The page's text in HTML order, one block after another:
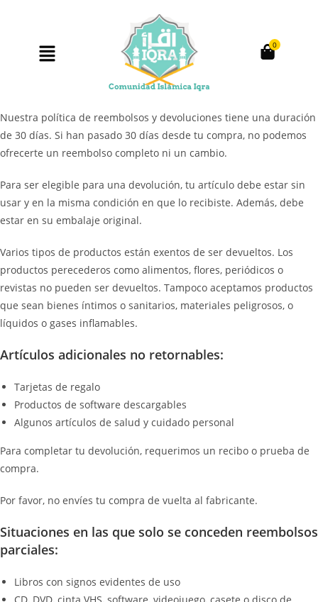
0
Nuestra política de reembolsos y devoluciones tiene una duración
de 30 días. Si han pasado 30 días desde tu compra, no podemos
ofrecerte un reembolso completo ni un cambio.
Para ser elegible para una devolución, tu artículo debe estar sin
usar y en la misma condición en que lo recibiste. Además, debe
estar en su embalaje original.
Varios tipos de productos están exentos de ser devueltos. Los
productos perecederos como alimentos, flores, periódicos o
revistas no pueden ser devueltos. Tampoco aceptamos productos
que sean bienes íntimos o sanitarios, materiales peligrosos, o
líquidos o gases inflamables.
Artículos adicionales no retornables:
Tarjetas de regalo
Productos de software descargables
Algunos artículos de salud y cuidado personal
Para completar tu devolución, requerimos un recibo o prueba de
compra.
Por favor, no envíes tu compra de vuelta al fabricante.
Situaciones en las que solo se conceden reembolsos
parciales:
Libros con signos evidentes de uso
CD, DVD, cinta VHS, software, videojuego, casete o disco de